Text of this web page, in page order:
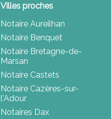
Villes proches
Notaire Aureilhan
Notaire Benquet
Notaire Bretagne-de-
Marsan
Notaire Castets
Notaire Cazères-sur-
l'Adour
Notaires Dax